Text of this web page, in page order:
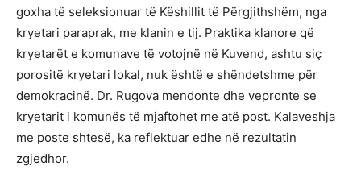
goxha të seleksionuar të Këshillit të Përgjithshëm, nga
kryetari paraprak, me klanin e tij. Praktika klanore që
kryetarët e komunave të votojnë në Kuvend, ashtu siç
porositë kryetari lokal, nuk është e shëndetshme për
demokracinë. Dr. Rugova mendonte dhe vepronte se
kryetarit i komunës të mjaftohet me atë post. Kalaveshja
me poste shtesë, ka reflektuar edhe në rezultatin
zgjedhor.